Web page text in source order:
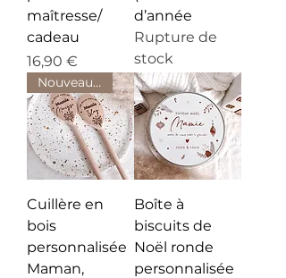
maîtresse/
cadeau
Prix
16,90 €
d’année
Rupture de
stock
Nouveauté
Cuillère en
bois
personnalisée
Maman,
Boîte à
biscuits de
Noël ronde
personnalisée